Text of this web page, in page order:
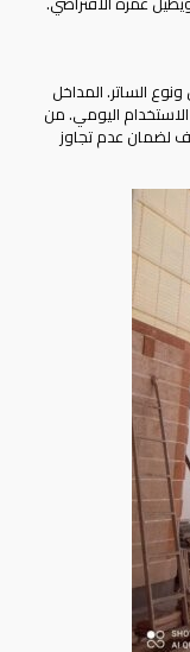
الساتر. المداخل
اليومي. من
لضمان عدم تجاوز